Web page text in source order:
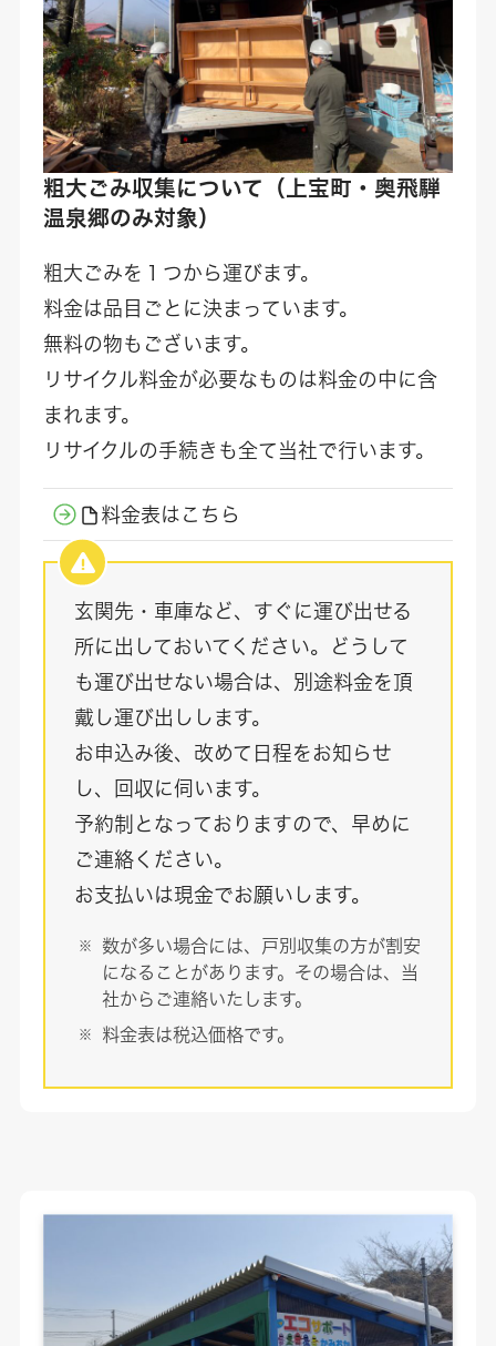
粗大ごみ収集について （上宝町・奥飛騨
温泉郷のみ対象）
粗大ごみを１つから運びます。
料金は品目ごとに決まっています。
無料の物もございます。
リサイクル料金が必要なものは料金の中に含
まれます。
リサイクルの手続きも全て当社で行います。
料金表はこちら
玄関先・車庫など、すぐに運び出せる
所に出しておいてください。どうして
も運び出せない場合は、別途料金を頂
戴し運び出しします。
お申込み後、改めて日程をお知らせ
し、回収に伺います。
予約制となっておりますので、早めに
ご連絡ください。
お支払いは現金でお願いします。
数が多い場合には、戸別収集の方が割安
になることがあります。その場合は、当
社からご連絡いたします。
料金表は税込価格です。